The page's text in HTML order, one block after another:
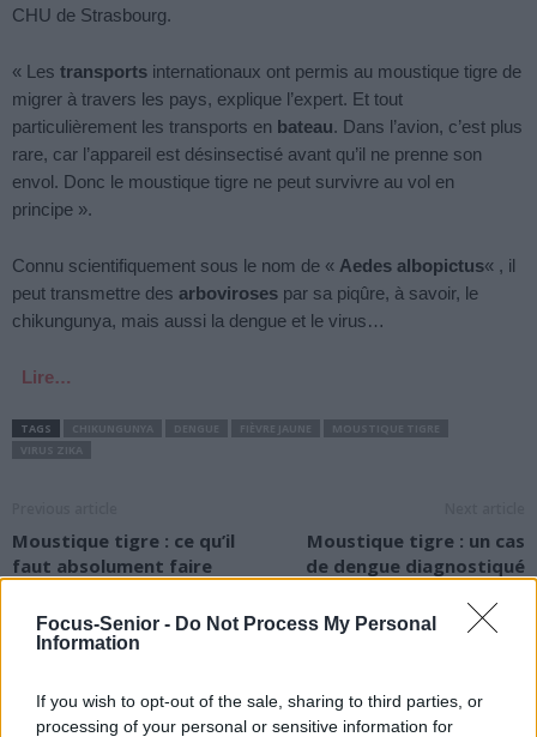
Focus-Senior - Do Not Process My Personal
Information
If you wish to opt-out of the sale, sharing to third parties, or
processing of your personal or sensitive information for
CHU de Strasbourg.
« Les transports internationaux ont permis au moustique tigre de
migrer à travers les pays, explique l’expert. Et tout
particulièrement les transports en bateau. Dans l’avion, c’est plus
rare, car l’appareil est désinsectisé avant qu’il ne prenne son
envol. Donc le moustique tigre ne peut survivre au vol en
principe ».
Connu scientifiquement sous le nom de « Aedes albopictus« , il
peut transmettre des arboviroses par sa piqûre, à savoir, le
chikungunya, mais aussi la dengue et le virus…
Lire…
TAGS
Moustique tigre : ce qu’il
faut absolument faire
Moustique tigre : un cas
de dengue diagnostiqué